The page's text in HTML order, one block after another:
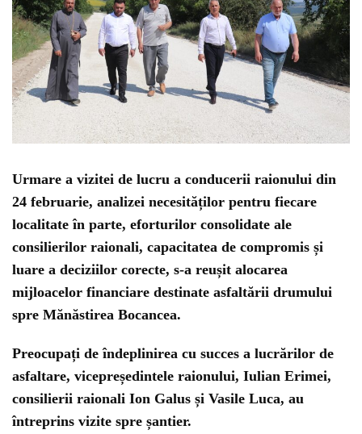
Urmare a vizitei de lucru a conducerii raionului din
24 februarie, analizei necesităților pentru fiecare
localitate în parte, eforturilor consolidate ale
consilierilor raionali, capacitatea de compromis și
luare a deciziilor corecte, s-a reușit alocarea
mijloacelor financiare destinate asfaltării drumului
spre Mănăstirea Bocancea.
Preocupați de îndeplinirea cu succes a lucrărilor de
asfaltare, vicepreședintele raionului, Iulian Erimei,
consilierii raionali Ion Galus și Vasile Luca, au
întreprins vizite spre șantier.